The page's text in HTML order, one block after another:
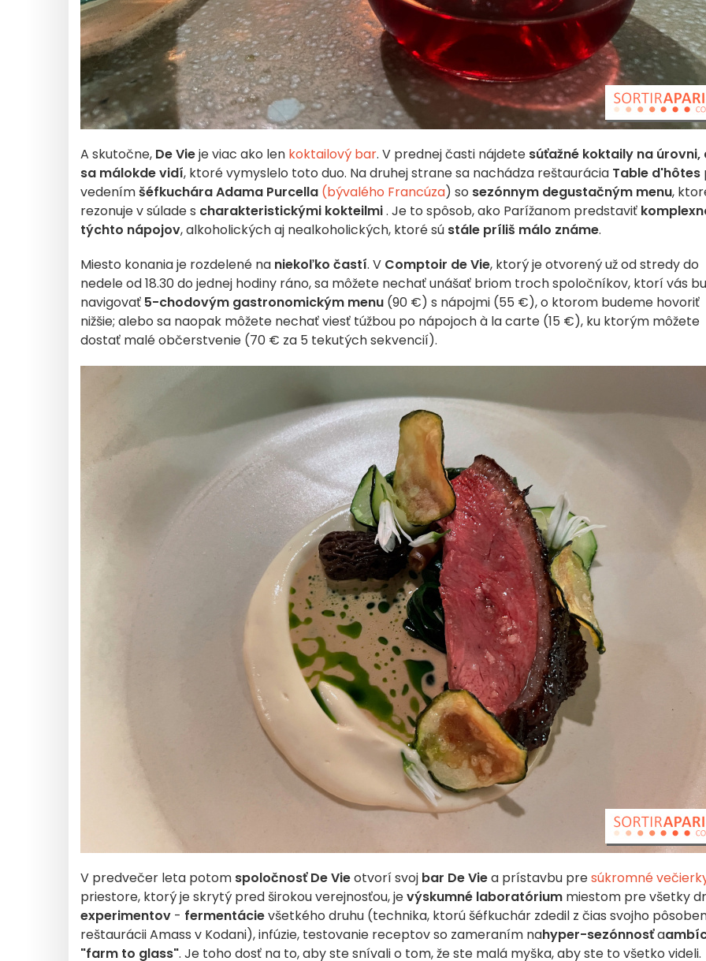
A skutočne, De Vieje viac ako len koktailový bar. V prednej časti nájdete súťažné koktaily na úrovni,
sa málokde vidí, ktoré vymyslelo toto duo. Na druhej strane sa nachádza reštaurácia Table d'hôtes
vedenímšéfkuchára Adama Purcella (bývalého Francúza) so sezónnym degustačným menu,
rezonuje v súlade s charakteristickými kokteilmi. Je to spôsob, ako Parížanom predstaviť
týchto nápojov, alkoholických aj nealkoholických, ktoré sú stále príliš málo známe.
Miesto konania je rozdelené na niekoľko častí. V Comptoir de Vie, ktorý je otvorený už od stredy do
nedele od 18.30 do jednej hodiny ráno, sa môžete nechať unášať briom troch spoločníkov, ktorí vás
navigovať 5-chodovým gastronomickým menu (90 €) s nápojmi (55 €), o ktorom budeme hovoriť
nižšie; alebo sa naopak môžete nechať viesť túžbou po nápojoch à la carte (15 €), ku ktorým môžete
dostať malé občerstvenie (70 € za 5 tekutých sekvencií).
V predvečer leta potom spoločnosť De Vieotvorí svoj bar De Viea prístavbu presúkromné
priestore, ktorý je skrytý pred širokou verejnosťou, jevýskumné laboratórium miestom pre všetky
experimentov - fermentácievšetkého druhu (technika, ktorú šéfkuchár zdedil z čias svojho
reštaurácii Amass v Kodani), infúzie, testovanie receptov so zameraním nahyper-sezónnosťa
"farm to glass". Je toho dosť na to, aby ste snívali o tom, že ste malá myška, aby ste to všetko videli.